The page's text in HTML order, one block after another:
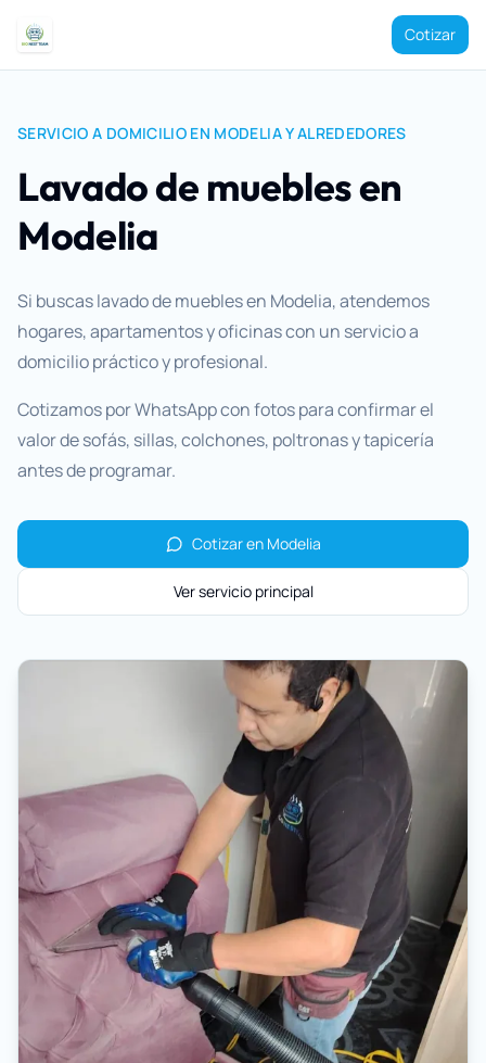
Cotizar
SERVICIO A DOMICILIO EN MODELIA Y ALREDEDORES
Lavado de muebles en
Modelia
Si buscas lavado de muebles en Modelia, atendemos
hogares, apartamentos y oficinas con un servicio a
domicilio práctico y profesional.
Cotizamos por WhatsApp con fotos para confirmar el
valor de sofás, sillas, colchones, poltronas y tapicería
antes de programar.
Cotizar en Modelia
Ver servicio principal